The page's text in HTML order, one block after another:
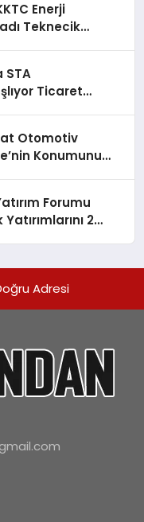
Enerji
Teknecik
STA
Ticaret
Otomotiv
Konumunu
Forumu
2
Adresi